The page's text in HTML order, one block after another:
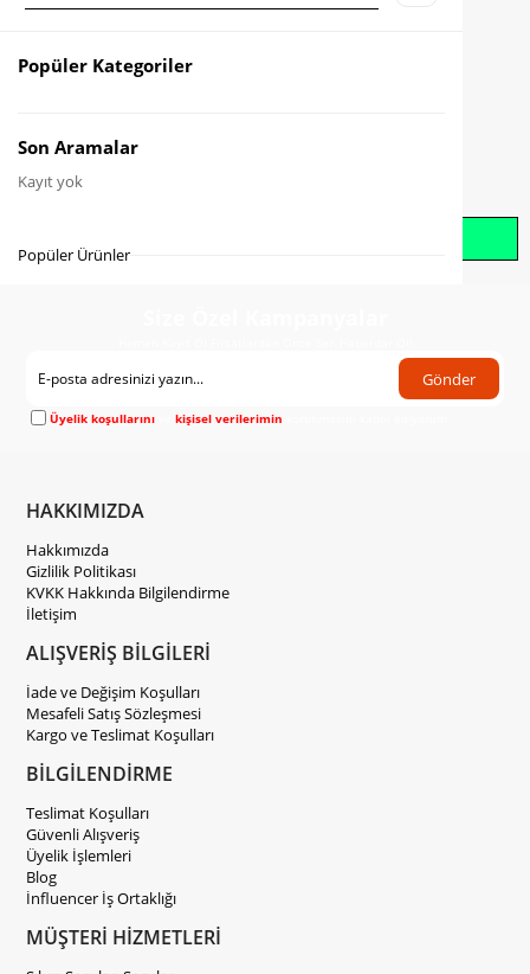
Gelince Haber Ver
Gönder
Üyelik koşullarını vekişisel verilerimin
HAKKIMIZDA
Hakkımızda
Gizlilik Politikası
KVKK Hakkında Bilgilendirme
İletişim
ALIŞVERİŞ BİLGİLERİ
İade ve Değişim Koşulları
Mesafeli Satış Sözleşmesi
Kargo ve Teslimat Koşulları
BİLGİLENDİRME
Teslimat Koşulları
Güvenli Alışveriş
Üyelik İşlemleri
Blog
İnfluencer İş Ortaklığı
MÜŞTERİ HİZMETLERİ
Popüler Kategoriler
Son Aramalar
Kayıt yok
Popüler Ürünler